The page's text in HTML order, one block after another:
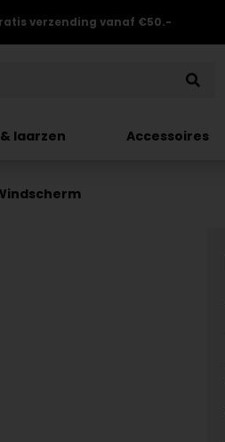
verzending vanaf €50.-
laarzen Accessoires